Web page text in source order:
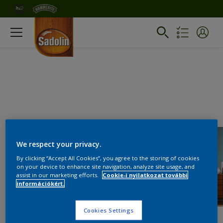
We respect your privacy.
By clicking “Accept All Cookies”, you agree to the storing of cookies
on your device to enhance site navigation, analyze site usage, and
assist in our marketing efforts.
Cookie-i nyilatkozat további
információkért.
Cookies Settings